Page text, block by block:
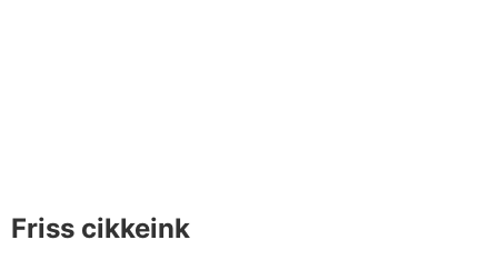
Friss cikkeink